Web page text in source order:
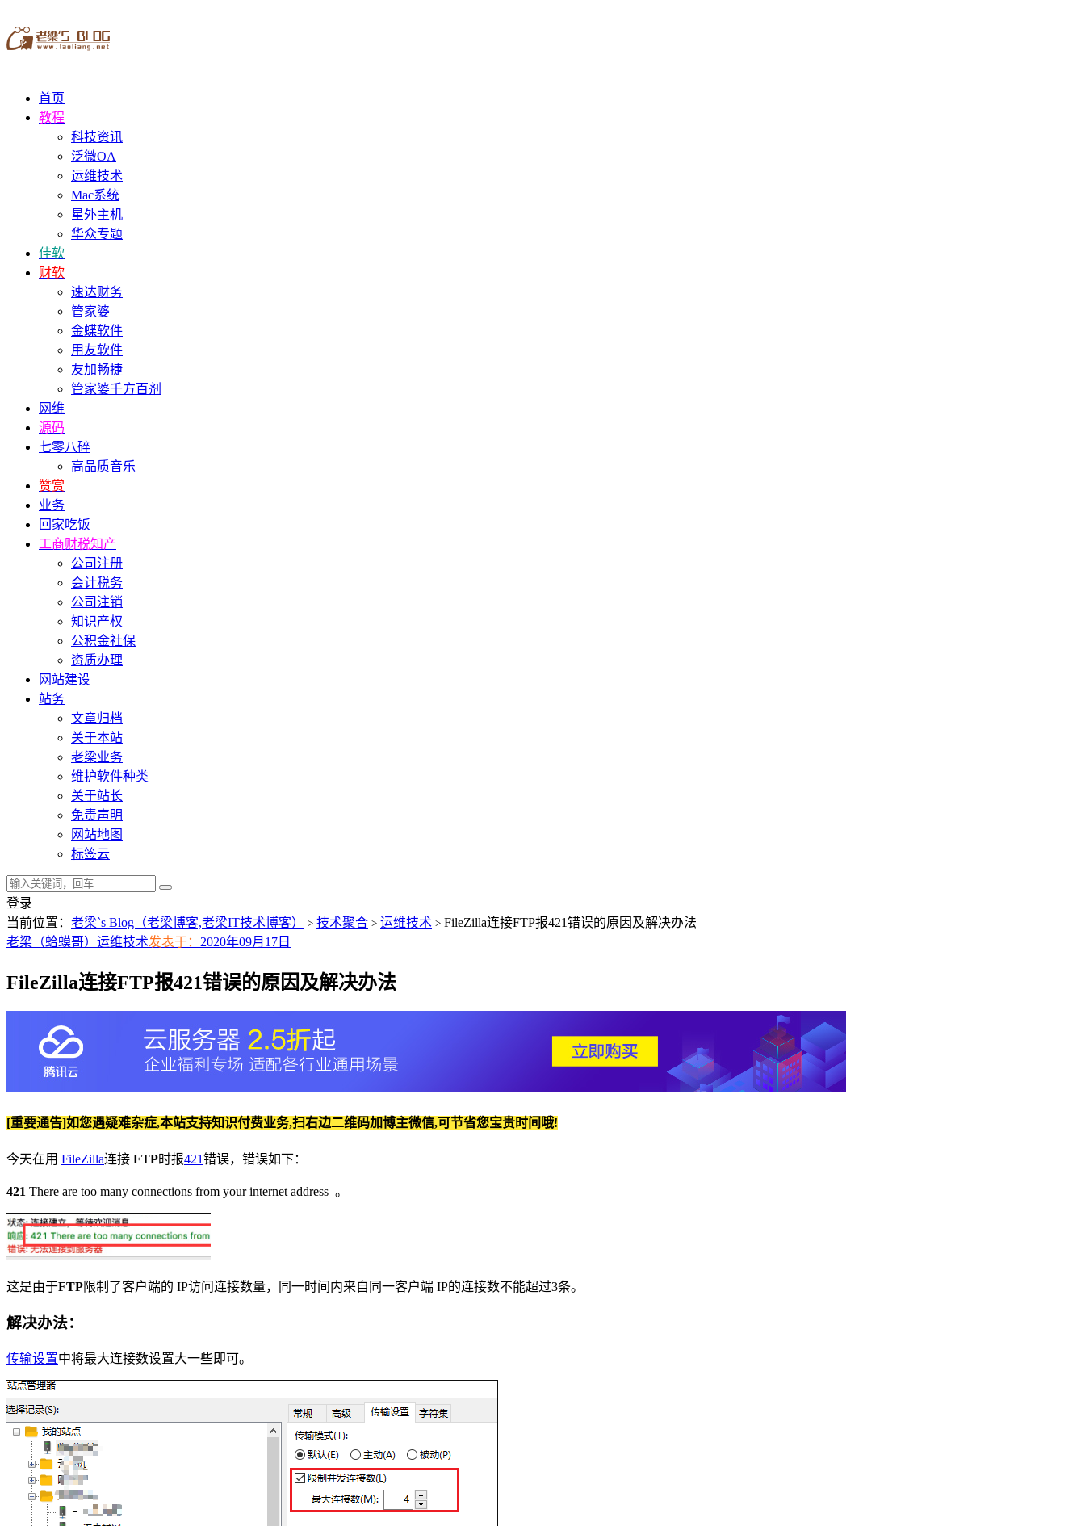
首页
教程
科技资讯
泛微OA
运维技术
Mac系统
星外主机
华众专题
佳软
财软
速达财务
管家婆
金蝶软件
用友软件
友加畅捷
管家婆千方百剂
网维
源码
七零八碎
高品质音乐
赞赏
业务
回家吃饭
工商财税知产
公司注册
会计税务
公司注销
知识产权
公积金社保
资质办理
网站建设
站务
文章归档
关于本站
老梁业务
维护软件种类
关于站长
免责声明
网站地图
标签云
登录
当前位置： 老梁`s Blog（老梁博客,老梁IT技术博客） > 技术聚合 > 运维技术 > FileZilla连接FTP报421错误的原因及解决办法
老梁（蛤蟆哥） 运维技术发表于： 2020年09月17日
FileZilla连接FTP报421错误的原因及解决办法
[重要通告]如您遇疑难杂症,本站支持知识付费业务,扫右边二维码加博主微信,可节省您宝贵时间哦!
今天在用 FileZilla连接 FTP时报421错误，错误如下：
421 There are too many connections from your internet address 。
这是由于FTP限制了客户端的 IP访问连接数量，同一时间内来自同一客户端 IP的连接数不能超过3条。
解决办法：
传输设置中将最大连接数设置大一些即可。